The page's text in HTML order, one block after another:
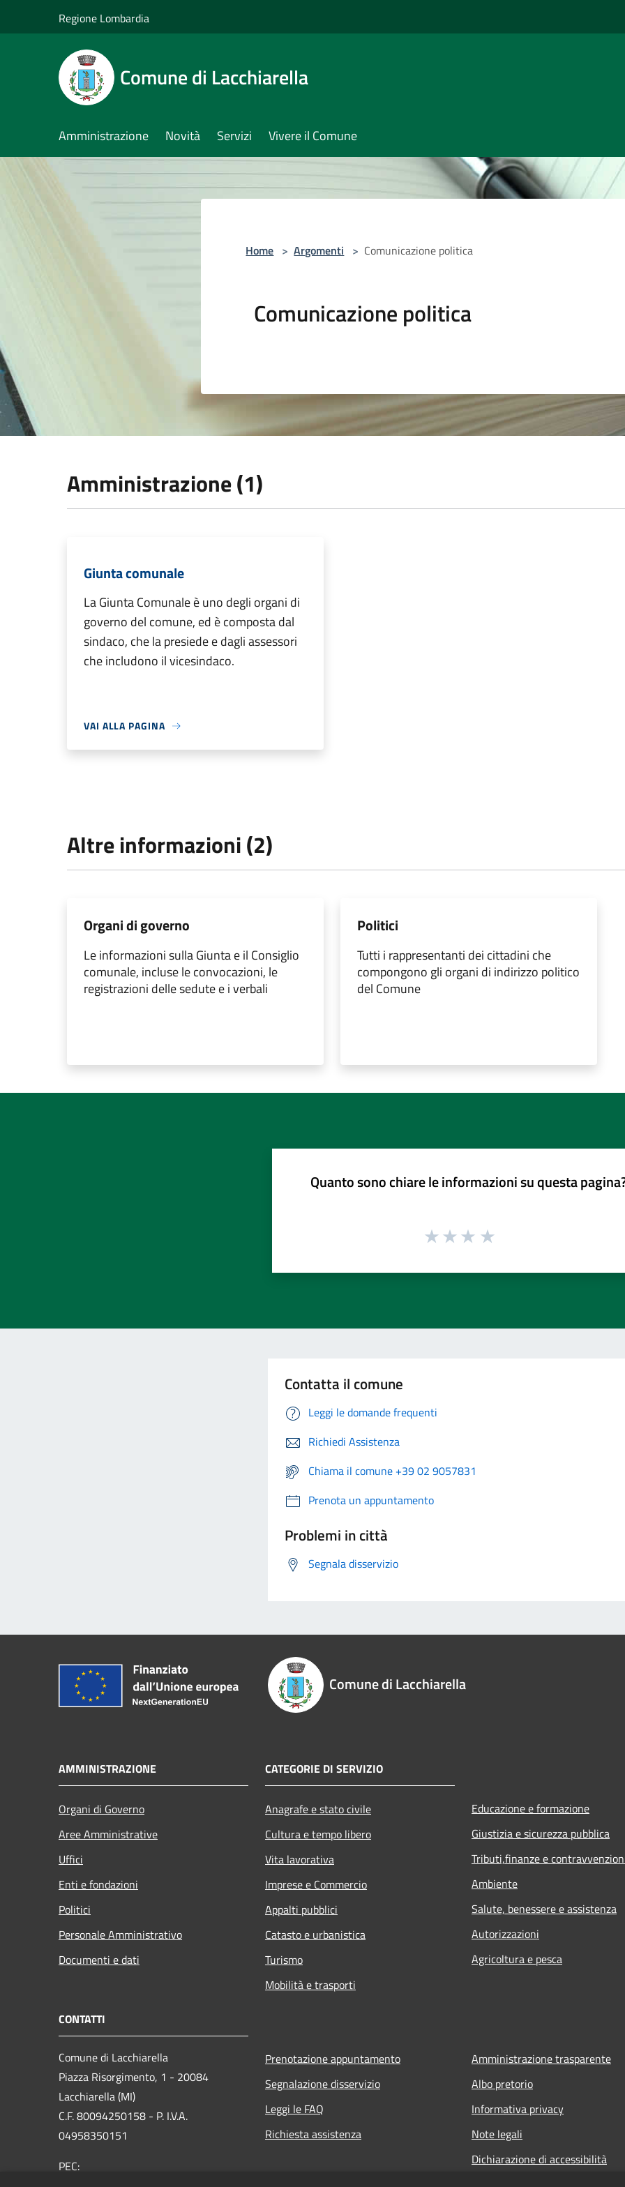
Regione Lombardia
Comune di Lacchiarella
Amministrazione Novità Servizi Vivere il Comune
Home > Argomenti > Comunicazione politica
Comunicazione politica
Amministrazione (1)
Giunta comunale
La Giunta Comunale è uno degli organi di
governo del comune, ed è composta dal
sindaco, che la presiede e dagli assessori
che includono il vicesindaco.
VAI ALLA PAGINA
Altre informazioni (2)
Organi di governo
Le informazioni sulla Giunta e il Consiglio
comunale, incluse le convocazioni, le
registrazioni delle sedute e i verbali
Politici
Tutti i rappresentanti dei cittadini che
compongono gli organi di indirizzo politico
del Comune
Quanto sono chiare le informazioni su questa
Contatta il comune
Leggi le domande frequenti
Richiedi Assistenza
Chiama il comune +39 02 9057831
Prenota un appuntamento
Problemi in città
Segnala disservizio
Comune di Lacchiarella
AMMINISTRAZIONE
Organi di Governo
Aree Amministrative
Uffici
Enti e fondazioni
Politici
Personale Amministrativo
Documenti e dati
CATEGORIE DI SERVIZIO
Anagrafe e stato civile
Cultura e tempo libero
Vita lavorativa
Imprese e Commercio
Appalti pubblici
Catasto e urbanistica
Turismo
Mobilità e trasporti
Educazione e formazione
Giustizia e sicurezza pubblica
Tributi,finanze e
Ambiente
Salute, benessere e assistenza
Autorizzazioni
Agricoltura e pesca
CONTATTI
Comune di Lacchiarella
Piazza Risorgimento, 1 - 20084
Lacchiarella (MI)
C.F. 80094250158 - P. I.V.A.
04958350151
PEC:
Prenotazione appuntamento
Segnalazione disservizio
Leggi le FAQ
Richiesta assistenza
Amministrazione trasparente
Albo pretorio
Informativa privacy
Note legali
Dichiarazione di accessibilità